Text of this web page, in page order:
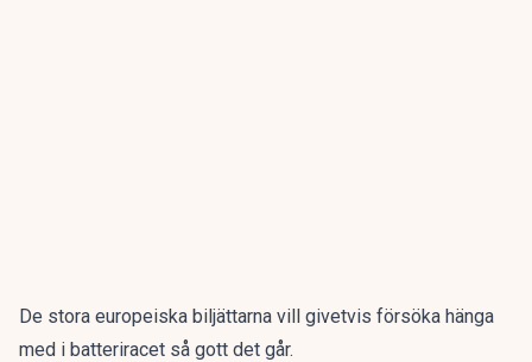
De stora europeiska biljättarna vill givetvis försöka hänga
med i batteriracet så gott det går.